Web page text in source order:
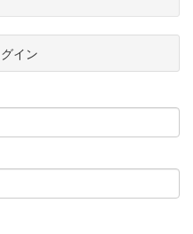
イン